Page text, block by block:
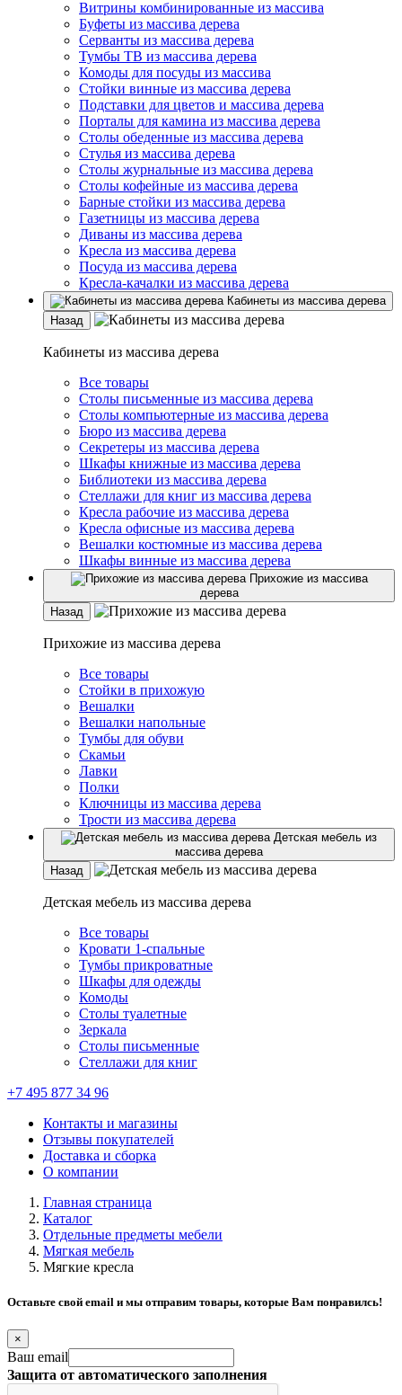
Витрины комбинированные из массива
Буфеты из массива дерева
Серванты из массива дерева
Тумбы ТВ из массива дерева
Комоды для посуды из массива
Стойки винные из массива дерева
Подставки для цветов и массива дерева
Порталы для камина из массива дерева
Столы обеденные из массива дерева
Стулья из массива дерева
Столы журнальные из массива дерева
Столы кофейные из массива дерева
Барные стойки из массива дерева
Газетницы из массива дерева
Диваны из массива дерева
Кресла из массива дерева
Посуда из массива дерева
Кресла-качалки из массива дерева
Кабинеты из массива дерева
Назад
Кабинеты из массива дерева
Все товары
Столы письменные из массива дерева
Столы компьютерные из массива дерева
Бюро из массива дерева
Секретеры из массива дерева
Шкафы книжные из массива дерева
Библиотеки из массива дерева
Стеллажи для книг из массива дерева
Кресла рабочие из массива дерева
Кресла офисные из массива дерева
Вешалки костюмные из массива дерева
Шкафы винные из массива дерева
Прихожие из массива
дерева
Назад
Прихожие из массива дерева
Все товары
Стойки в прихожую
Вешалки
Вешалки напольные
Тумбы для обуви
Скамьи
Лавки
Полки
Ключницы из массива дерева
Трости из массива дерева
Детская мебель из
массива дерева
Назад
Детская мебель из массива дерева
Все товары
Кровати 1-спальные
Тумбы прикроватные
Шкафы для одежды
Комоды
Столы туалетные
Зеркала
Столы письменные
Стеллажи для книг
+7 495 877 34 96
Контакты и магазины
Отзывы покупателей
Доставка и сборка
О компании
Главная страница
Каталог
Отдельные предметы мебели
Мягкая мебель
Мягкие кресла
Оставьте свой email и мы отправим товары, которые Вам понравилсь!
×
Ваш email
Защита от автоматического заполнения